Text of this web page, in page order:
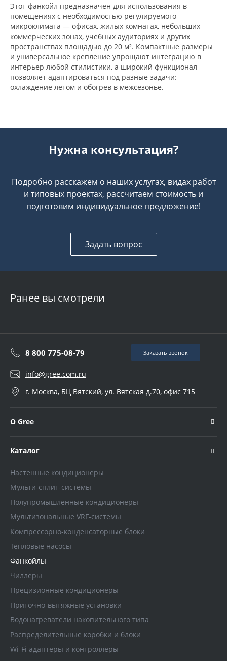
Этот фанкойл предназначен для использования в
помещениях с необходимостью регулируемого
микроклимата — офисах, жилых комнатах, небольших
коммерческих зонах, учебных аудиториях и других
пространствах площадью до 20 м². Компактные размеры
и универсальное крепление упрощают интеграцию в
интерьер любой стилистики, а широкий функционал
позволяет адаптироваться под разные задачи:
охлаждение летом и обогрев в межсезонье.
Нужна консультация?
Подробно расскажем о наших услугах, видах работ
и типовых проектах, рассчитаем стоимость и
подготовим индивидуальное предложение!
Задать вопрос
Ранее вы смотрели
8 800 775-08-79 Заказать звонок
info@gree.com.ru
г. Москва, БЦ Вятский, ул. Вятская д.70, офис 715
О Gree
Каталог
Настенные кондиционеры
Мульти-сплит-системы
Полупромышленные кондиционеры
Мультизональные VRF-системы
Компрессорно-конденсаторные блоки
Тепловые насосы
Фанкойлы
Чиллеры
Прецизионные кондиционеры
Приточно-вытяжные установки
Водонагреватели накопительного типа
Распределительные коробки и блоки
Wi-Fi адаптеры и контроллеры